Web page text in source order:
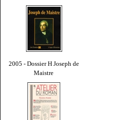
2005 - Dossier H Joseph de
Maistre